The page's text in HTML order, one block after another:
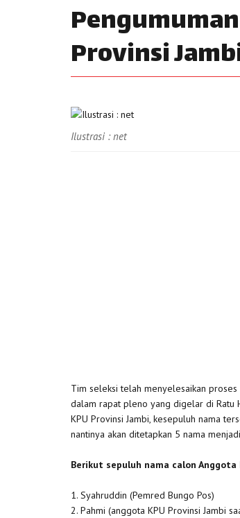
Provinsi
Ilustrasi : net
Tim seleksi telah menyelesaikan
dalam rapat pleno yang digelar di Ratu
KPU Provinsi Jambi, kesepuluh nama
nantinya akan ditetapkan 5 nama
Berikut sepuluh nama calon Anggota
1. Syahruddin (Pemred Bungo Pos)
2. Pahmi (anggota KPU Provinsi Jambi